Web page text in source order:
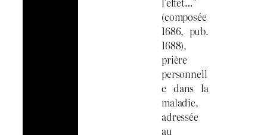
(composée
1686, pub.
1688),
prière
personnell
e dans la
maladie,
adressée
au